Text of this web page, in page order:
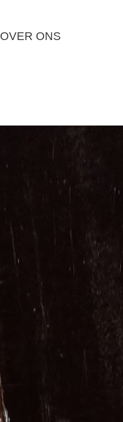
OVER ONS